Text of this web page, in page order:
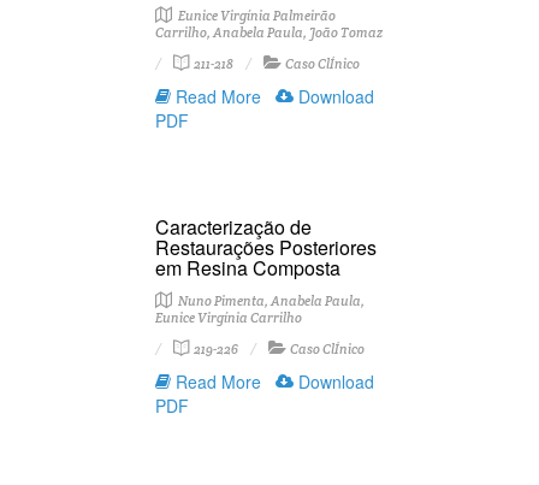
Eunice Virgínia Palmeirão
Carrilho, Anabela Paula, João Tomaz
211-218
Caso ClÍnico
Read More
Download
PDF
Caracterização de
Restaurações Posteriores
em Resina Composta
Nuno Pimenta, Anabela Paula,
Eunice Virgínia Carrilho
219-226
Caso ClÍnico
Read More
Download
PDF